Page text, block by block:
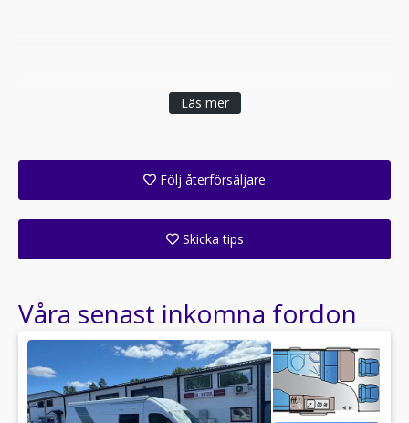
Läs mer
Följ återförsäljare
Skicka tips
Våra senast inkomna fordon